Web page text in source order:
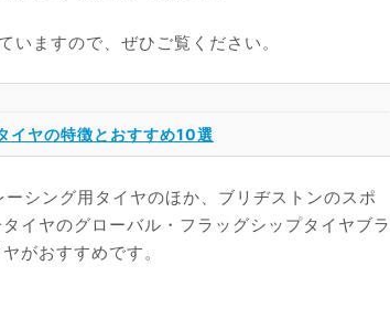
いますので、ぜひご覧ください。
イヤの特徴とおすすめ10選
シング用タイヤのほか、ブリヂストンのスポ
イヤのグローバル・フラッグシップタイヤブラ
がおすすめです。